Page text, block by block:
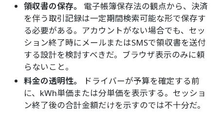
領収書の保存。
電子帳簿保存法の観点から、決済
を伴う取引記録は一定期間検索可能な形で保存す
る必要がある。アカウントがない場合でも、セッ
ション終了時にメールまたはSMSで領収書を送付
する設計を検討すべきだ。ブラウザ表示のみに頼
らないこと。
料金の透明性。
ドライバーが予算を確定する前
に、kWh単価または分単価を表示する。セッショ
ン終了後の合計金額だけを示すのでは不十分だ。